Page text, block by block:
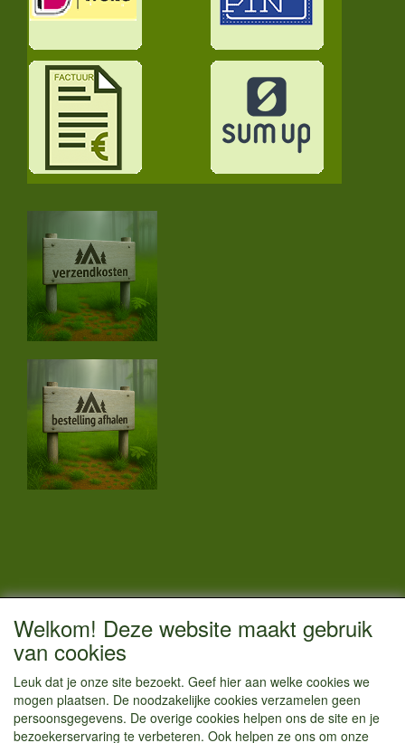
CONTACTGEGEVENS
Vestigingsadres:
Hoofdweg 36
1433 JW Kudelstaart
Welkom! Deze website maakt gebruik
van cookies
Leuk dat je onze site bezoekt. Geef hier aan welke cookies we
mogen plaatsen. De noodzakelijke cookies verzamelen geen
persoonsgegevens. De overige cookies helpen ons de site en je
bezoekerservaring te verbeteren. Ook helpen ze ons om onze